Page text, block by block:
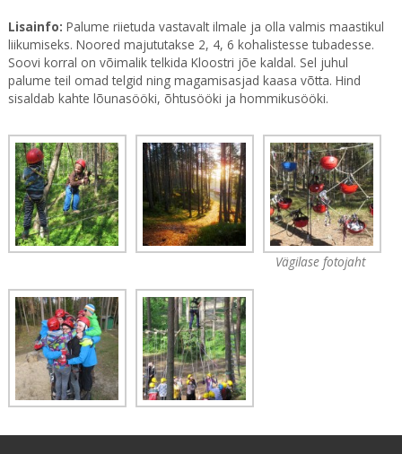
Lisainfo: Palume riietuda vastavalt ilmale ja olla valmis maastikul
liikumiseks. Noored majututakse 2, 4, 6 kohalistesse tubadesse.
Soovi korral on võimalik telkida Kloostri jõe kaldal. Sel juhul
palume teil omad telgid ning magamisasjad kaasa võtta. Hind
sisaldab kahte lõunasööki, õhtusööki ja hommikusööki.
Vägilase fotojaht